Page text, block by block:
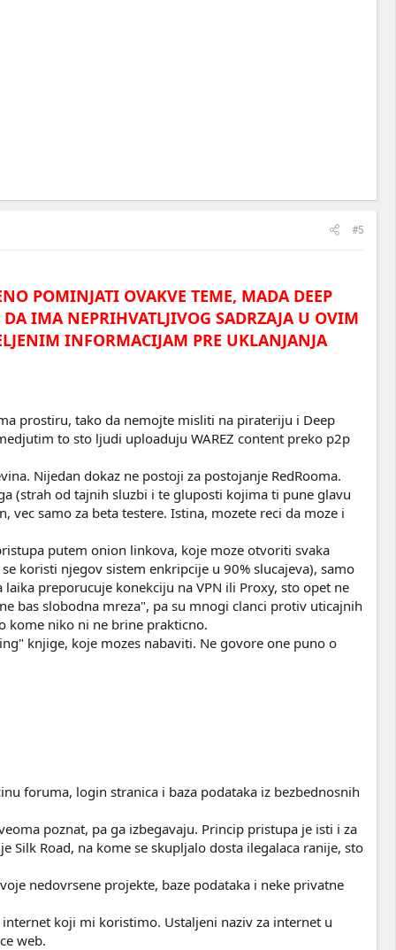
#5
POMINJATI OVAKVE TEME, MADA DEEP
IMA NEPRIHVATLJIVOG SADRZAJA U OVIM
INFORMACIJAM PRE UKLANJANJA
prostiru, tako da nemojte misliti na pirateriju i Deep
to sto ljudi uploaduju WAREZ content preko p2p
Nijedan dokaz ne postoji za postojanje RedRooma.
(strah od tajnih sluzbi i te gluposti kojima ti pune glavu
vec samo za beta testere. Istina, mozete reci da moze i
putem onion linkova, koje moze otvoriti svaka
koristi njegov sistem enkripcije u 90% slucajeva), samo
preporucuje konekciju na VPN ili Proxy, sto opet ne
bas slobodna mreza", pa su mnogi clanci protiv uticajnih
kome niko ni ne brine prakticno.
knjige, koje mozes nabaviti. Ne govore one puno o
foruma, login stranica i baza podataka iz bezbednosnih
poznat, pa ga izbegavaju. Princip pristupa je isti i za
Road, na kome se skupljalo dosta ilegalaca ranije, sto
nedovrsene projekte, baze podataka i neke privatne
koji mi koristimo. Ustaljeni naziv za internet u
web.